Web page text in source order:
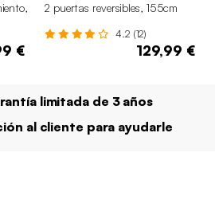
€
2 puertas reversibles, 155cm
4.2 (12)
129,99 €
limitada de 3 años
al cliente para ayudarle